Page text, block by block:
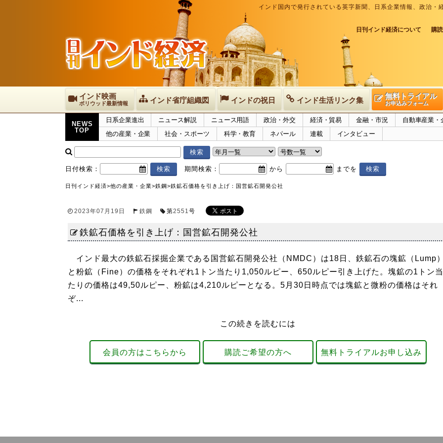
インド国内で発行されている英字新聞、日系企業情報、政治
日刊インド経済について 購
インド映画
ボリウッド最新情報 インド省庁組織図 インドの祝日 インド生活リンク集 無料トライアル
お申込みフォーム
NEWS
TOP
日系企業進出 ニュース解説 ニュース用語 政治・外交 経済・貿易 金融・市況
自動車産業・
他の産業・企業
社会・スポーツ 科学・教育 ネパール 連載 インタビュー
日付検索： 期間検索： から までを
日刊インド経済>他の産業・企業>鉄鋼>鉄鉱石価格を引き上げ：国営鉱石開発公社
2023年07月19日 鉄鋼 第2551号
鉄鉱石価格を引き上げ：国営鉱石開発公社
インド最大の鉄鉱石採掘企業である国営鉱石開発公社（NMDC）は18日、鉄鉱石の塊鉱（Lump）
と粉鉱（Fine）の価格をそれぞれ1トン当たり1,050ルピー、650ルピー引き上げた。塊鉱の1トン当
たりの価格は49,50ルピー、粉鉱は4,210ルピーとなる。5月30日時点では塊鉱と微粉の価格はそれ
ぞ...
この続きを読むには
会員の方はこちらから 購読ご希望の方へ 無料トライアルお申し込み